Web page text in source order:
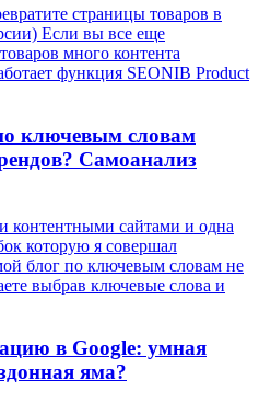
страницы товаров в
Если вы все еще
много контента
функция SEONIB Product
ключевым словам
Самоанализ
контентными сайтами и одна
которую я совершал
блог по ключевым словам не
выбрав ключевые слова и
в Google: умная
яма?